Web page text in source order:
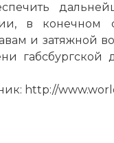
в конечном
и затяжной
габсбургской
http://